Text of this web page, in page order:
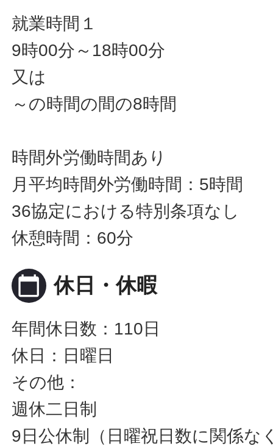
就業時間１
9時00分～18時00分
又は
～の時間の間の8時間
時間外労働時間あり
月平均時間外労働時間：5時間
36協定における特別条項なし
休憩時間：60分
calendar_today 休日・休暇
年間休日数：110日
休日：日曜日
その他：
週休二日制
9日公休制（日曜祝日数に関係な